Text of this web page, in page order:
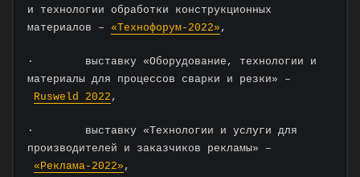
и технологии обработки конструкционных
материалов – «Технофорум-2022» ,
· выставку «Оборудование, технологии и
материалы для процессов сварки и резки» –
Rusweld 2022 ,
· выставку «Технологии и услуги для
производителей и заказчиков рекламы» –
«Реклама-2022» ,